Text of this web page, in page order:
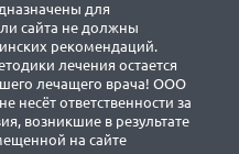
для
сайта не должны
рекомендаций.
лечения остается
лечащего врача! ООО
несёт ответственности за
возникшие в результате
на сайте